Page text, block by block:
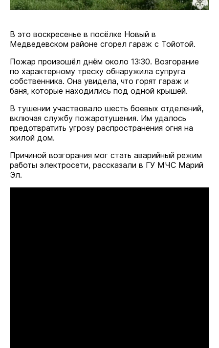
В это воскресенье в посёлке Новый в
Медведевском районе сгорел гараж с Тойотой.
Пожар произошёл днём около 13:30. Возгорание
по характерному треску обнаружила супруга
собственника. Она увидела, что горят гараж и
баня, которые находились под одной крышей.
В тушении участвовало шесть боевых отделений,
включая службу пожаротушения. Им удалось
предотвратить угрозу распространения огня на
жилой дом.
Причиной возгорания мог стать аварийный режим
работы электросети, рассказали в ГУ МЧС Марий
Эл.